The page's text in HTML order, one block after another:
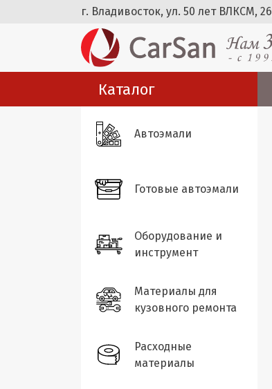
г. Владивосток, ул. 50 лет ВЛКСМ, 26
Каталог
Автоэмали
Готовые автоэмали
Оборудование и
инструмент
Материалы для
кузовного ремонта
Расходные
материалы